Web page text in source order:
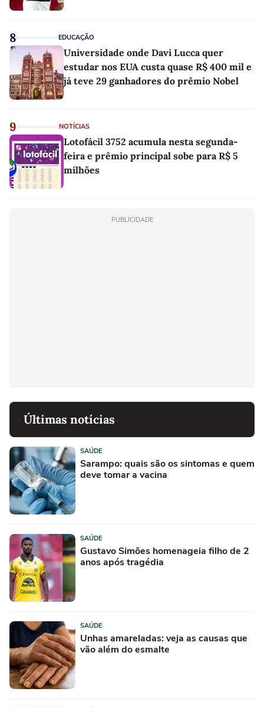
8 EDUCAÇÃO
Universidade onde Davi Lucca quer
estudar nos EUA custa quase R$ 400 mil e
já teve 29 ganhadores do prêmio Nobel
9 NOTÍCIAS
Lotofácil 3752 acumula nesta segunda-
feira e prêmio principal sobe para R$ 5
milhões
PUBLICIDADE
Últimas notícias
SAÚDE
Sarampo: quais são os sintomas e quem
deve tomar a vacina
SAÚDE
Gustavo Simões homenageia filho de 2
anos após tragédia
SAÚDE
Unhas amareladas: veja as causas que
vão além do esmalte